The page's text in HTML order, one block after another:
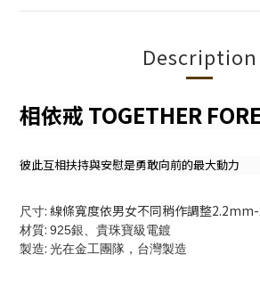
Description
相依戒 TOGETHER
彼此互相扶持與安慰是勇敢向前的最大動力
尺寸: 線條寬度依男女不同稍作調整
材質: 925銀、貴珠寶級電鍍
製造: 光在金工團隊，台灣製造